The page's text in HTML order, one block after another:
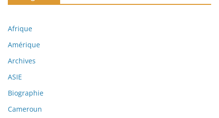
Afrique
Amérique
Archives
ASIE
Biographie
Cameroun